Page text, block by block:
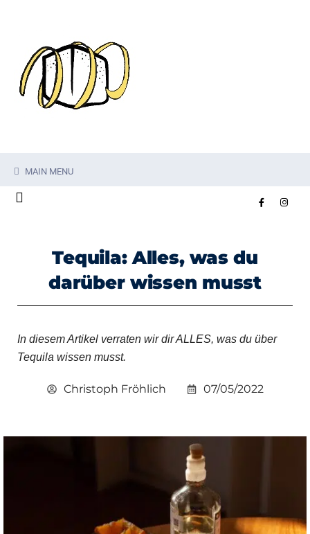
MAIN MENU
Tequila: Alles, was du
darüber wissen musst
In diesem Artikel verraten wir dir ALLES, was du über
Tequila wissen musst.
Christoph Fröhlich 07/05/2022